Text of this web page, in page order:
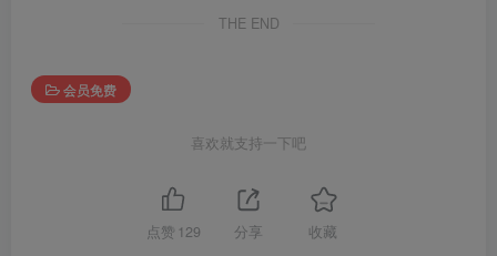
THE END
会员免费
喜欢就支持一下吧
点赞 129 分享 收藏